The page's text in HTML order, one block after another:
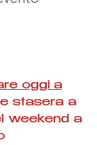
oggi a
stasera a
weekend a